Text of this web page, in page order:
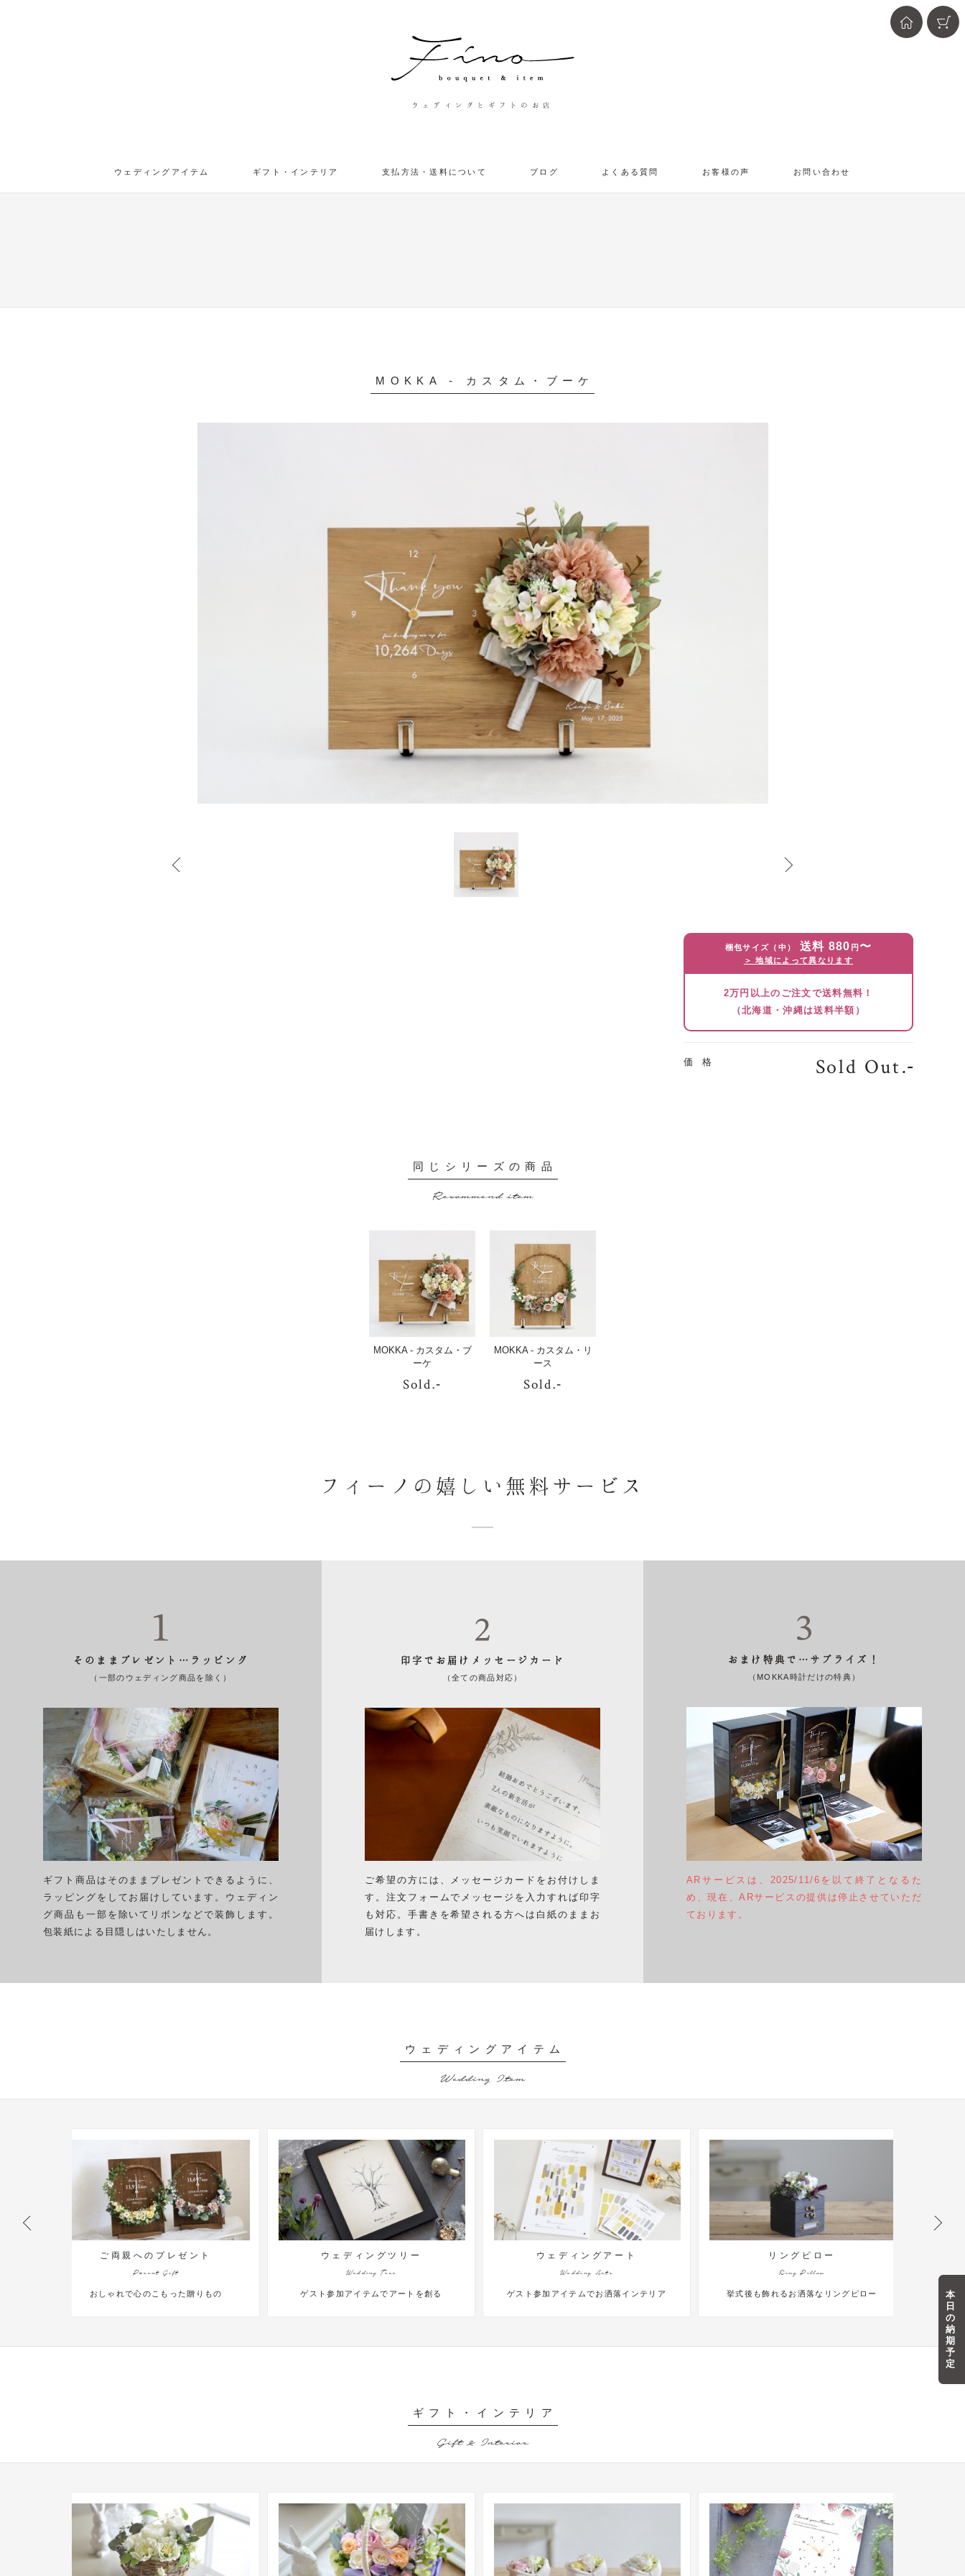
ウェディングとギフトのお店
ウェディングアイテム ギフト・インテリア 支払方法・送料について ブログ よくある質問 お客様の声 お問い合わせ
本
日
の
納
期
予
定
MOKKA - カスタム・ブーケ
梱包サイズ（中） 送料 880 円 〜
＞ 地域によって異なります
2万円以上のご注文で送料無料！
（北海道・沖縄は送料半額）
価 格 Sold Out.-
同じシリーズの商品
Recommend item
MOKKA
MOKKA
ーケ。
MOKKA - カスタム・ブ
ーケ
Sold.-
MOKKA
ース。
MOKKA - カスタム・リ
ース
Sold.-
フィーノの嬉しい 無料サービス
そのままプレゼント…ラッピング
（一部のウェディング商品を除く）
ギフト商品はそのままプレゼントできるように、
ラッピングをしてお届けしています。ウェディン
グ商品も一部を除いてリボンなどで装飾します。
包装紙による目隠しはいたしません。
印字でお届けメッセージカード
（全ての商品対応）
ご希望の方には、メッセージカードをお付けしま
す。注文フォームでメッセージを入力すれば印字
も対応。手書きを希望される方へは白紙のままお
届けします。
おまけ特典で…サプライズ！
（MOKKA時計だけの特典）
ARサービスは、2025/11/6を以て終了となるた
め、現在、ARサービスの提供は停止させていただ
ております。
ウェディングアイテム
Wedding Item
ご両親へのプレゼント
Parent Gift
おしゃれで心のこもった贈りもの
ウェディングツリー
Wedding Tree
ゲスト参加アイテムでアートを創る
ウェディングアート
Wedding Arts
ゲスト参加アイテムでお洒落インテリア
リングピロー
Ring Pillow
挙式後も飾れるお洒落なリングピロー ゲ
ギフト・インテリア
Gift & Interior